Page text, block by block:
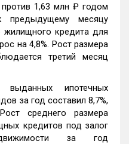
1,63 млн ₽ годом
месяцу
жилищного кредита для
на 4,8%. Рост размера
третий месяц
ипотечных
за год составил 8,7%,
среднего размера
кредитов под залог
за год